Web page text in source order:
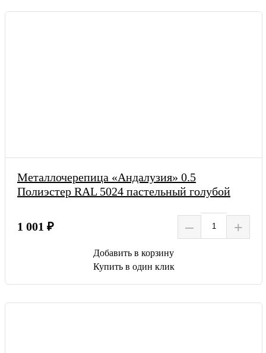
Металлочерепица «Андалузия» 0.5
Полиэстер RAL 5024 пастельный голубой
1 001 ₽ – +
Добавить в корзину
Купить в один клик